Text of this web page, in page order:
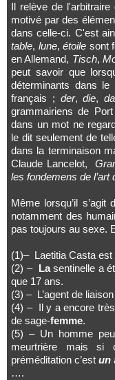
Il relève de l'arbitraire
motivé par des
dans celle-ci. C'est
table, lune, étoile sont
en Allemand, Tisch,
peut savoir que
déterminants dans le
français ; der,die,
grammairiens de
dans un mot ne
le dit seulement de
dans la terminaison
Claude Lancelot,
les fondemens de l’art
Même lorsqu’il
notamment des
pas toujours au sexe.
(1)– Laetitia Casta est
(2) – Lasentinelle a
que 17 ans.
(3) – L’agent de
(4) – Il y a encore
de sage-femme.
(5) – Un homme
meurtrière mais si
préméditation c’est un
….